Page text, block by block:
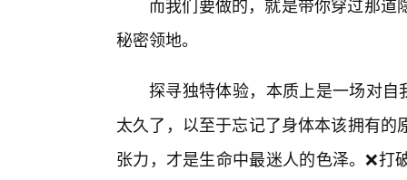
秘密领地。
探寻独特体验，本质上是一场对自
太久了，以至于忘记了身体本该拥有
张力，才是生命中最迷人的色泽。❌